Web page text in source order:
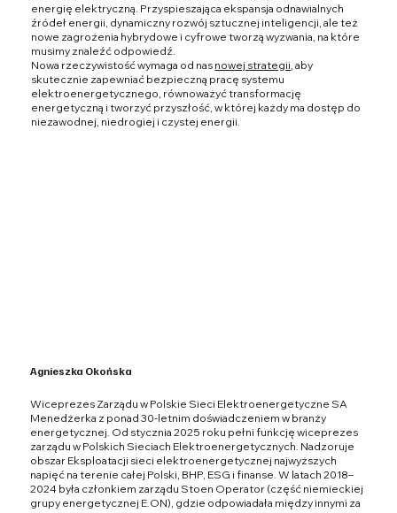
energię elektryczną. Przyspieszająca ekspansja odnawialnych
źródeł energii, dynamiczny rozwój sztucznej inteligencji, ale też
nowe zagrożenia hybrydowe i cyfrowe tworzą wyzwania, na które
musimy znaleźć odpowiedź.
Nowa rzeczywistość wymaga od nas nowej strategii, aby
skutecznie zapewniać bezpieczną pracę systemu
elektroenergetycznego, równoważyć transformację
energetyczną i tworzyć przyszłość, w której każdy ma dostęp do
niezawodnej, niedrogiej i czystej energii.
Agnieszka Okońska
Wiceprezes Zarządu w Polskie Sieci Elektroenergetyczne SA
Menedżerka z ponad 30-letnim doświadczeniem w branży
energetycznej. Od stycznia 2025 roku pełni funkcję wiceprezes
zarządu w Polskich Sieciach Elektroenergetycznych. Nadzoruje
obszar Eksploatacji sieci elektroenergetycznej najwyższych
napięć na terenie całej Polski, BHP, ESG i finanse. W latach 2018–
2024 była członkiem zarządu Stoen Operator (część niemieckiej
grupy energetycznej E.ON), gdzie odpowiadała między innymi za